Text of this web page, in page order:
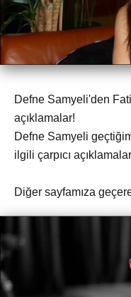
Defne Samyeli'den
açıklamalar!
Defne Samyeli
ilgili çarpıcı
Diğer sayfamıza